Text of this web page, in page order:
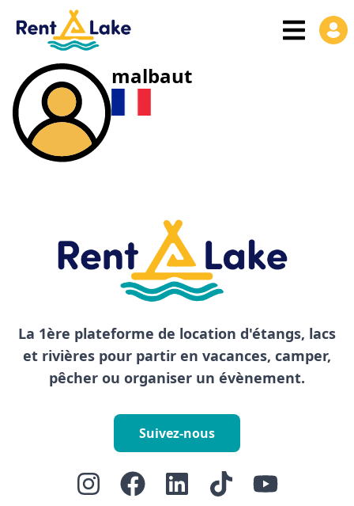
malbaut
La 1ère plateforme de location d'étangs, lacs
et rivières pour partir en vacances, camper,
pêcher ou organiser un évènement.
Suivez-nous